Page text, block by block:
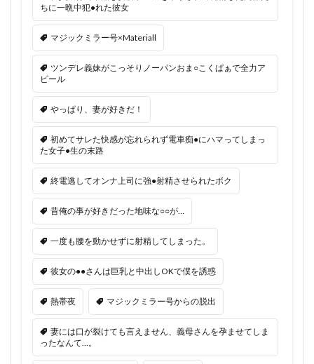
ちに一晩中犯●れた彼女
マジックミラー号×Materiall
ツンデレ義妹がこっそりノーパンおま○こくぱぁで全力ア
ピール
やっぱり、妻が好きだ！
初めてサレた快感が忘れられず電車痴●にハマってしまっ
た女子●生の末路
終電逃してオンナ上司に強●射精させられたボク
昔俺の事が好きだった地味な○○が…
一度も腰を動かせずに射精してしまった。
彼女の●●さんは巨乳と中出しOKで僕を誘惑
熱帯夜 マジックミラー号からの脱出
妻には口が裂けても言えません、義母さんを孕ませてしま
ったなんて…。